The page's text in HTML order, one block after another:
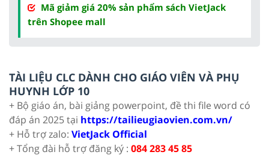
Mã giảm giá 20% sản phẩm sách VietJack
trên Shopee mall
TÀI LIỆU CLC DÀNH CHO GIÁO VIÊN VÀ PHỤ
HUYNH LỚP 10
+ Bộ giáo án, bài giảng powerpoint, đề thi file word có
đáp án 2025 tại https://tailieugiaovien.com.vn/
+ Hỗ trợ zalo: VietJack Official
+ Tổng đài hỗ trợ đăng ký : 084 283 45 85